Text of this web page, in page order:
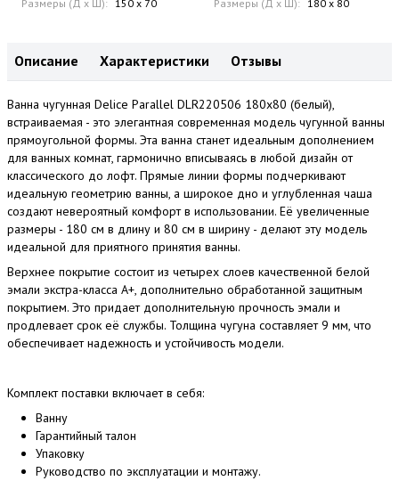
Размеры (Д x Ш): 150 x 70 Размеры (Д x Ш): 180 x 80
Описание Характеристики Отзывы
Ванна чугунная Delice Parallel DLR220506 180х80 (белый),
встраиваемая - это элегантная современная модель чугунной ванны
прямоугольной формы. Эта ванна станет идеальным дополнением
для ванных комнат, гармонично вписываясь в любой дизайн от
классического до лофт. Прямые линии формы подчеркивают
идеальную геометрию ванны, а широкое дно и углубленная чаша
создают невероятный комфорт в использовании. Её увеличенные
размеры - 180 см в длину и 80 см в ширину - делают эту модель
идеальной для приятного принятия ванны.
Верхнее покрытие состоит из четырех слоев качественной белой
эмали экстра-класса А+, дополнительно обработанной защитным
покрытием. Это придает дополнительную прочность эмали и
продлевает срок её службы. Толщина чугуна составляет 9 мм, что
обеспечивает надежность и устойчивость модели.
Комплект поставки включает в себя:
Ванну
Гарантийный талон
Упаковку
Руководство по эксплуатации и монтажу.